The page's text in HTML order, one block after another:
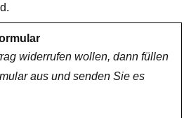
widerrufen wollen, dann füllen
aus und senden Sie es